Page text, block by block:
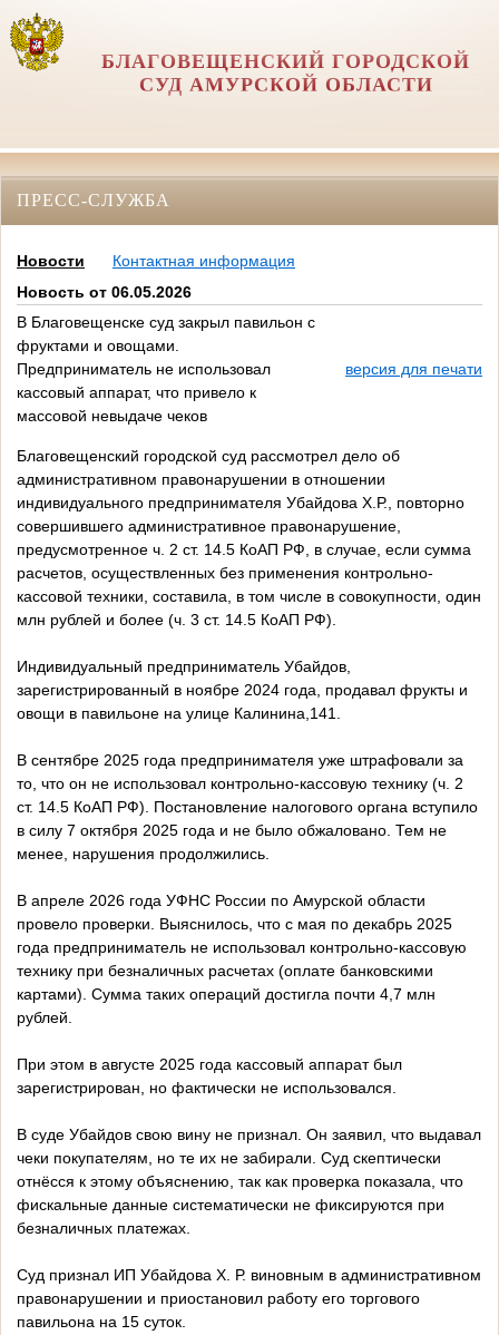
БЛАГОВЕЩЕНСКИЙ ГОРОДСКОЙ
СУД АМУРСКОЙ ОБЛАСТИ
ПРЕСС-СЛУЖБА
Новости
Контактная информация
Новость от 06.05.2026
В Благовещенске суд закрыл павильон с
фруктами и овощами.
Предприниматель не использовал
кассовый аппарат, что привело к
массовой невыдаче чеков
версия для печати
Благовещенский городской суд рассмотрел дело об
административном правонарушении в отношении
индивидуального предпринимателя Убайдова Х.Р., повторно
совершившего административное правонарушение,
предусмотренное ч. 2 ст. 14.5 КоАП РФ, в случае, если сумма
расчетов, осуществленных без применения контрольно-
кассовой техники, составила, в том числе в совокупности, один
млн рублей и более (ч. 3 ст. 14.5 КоАП РФ).
Индивидуальный предприниматель Убайдов,
зарегистрированный в ноябре 2024 года, продавал фрукты и
овощи в павильоне на улице Калинина,141.
В сентябре 2025 года предпринимателя уже штрафовали за
то, что он не использовал контрольно-кассовую технику (ч. 2
ст. 14.5 КоАП РФ). Постановление налогового органа вступило
в силу 7 октября 2025 года и не было обжаловано. Тем не
менее, нарушения продолжились.
В апреле 2026 года УФНС России по Амурской области
провело проверки. Выяснилось, что с мая по декабрь 2025
года предприниматель не использовал контрольно-кассовую
технику при безналичных расчетах (оплате банковскими
картами). Сумма таких операций достигла почти 4,7 млн
рублей.
При этом в августе 2025 года кассовый аппарат был
зарегистрирован, но фактически не использовался.
В суде Убайдов свою вину не признал. Он заявил, что выдавал
чеки покупателям, но те их не забирали. Суд скептически
отнёсся к этому объяснению, так как проверка показала, что
фискальные данные систематически не фиксируются при
безналичных платежах.
Суд признал ИП Убайдова Х. Р. виновным в административном
правонарушении и приостановил работу его торгового
павильона на 15 суток.